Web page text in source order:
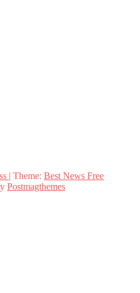
| Theme: Best News Free
Postmagthemes